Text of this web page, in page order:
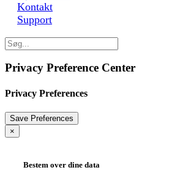
Kontakt
Support
Privacy Preference Center
Privacy Preferences
×
Bestem over dine data